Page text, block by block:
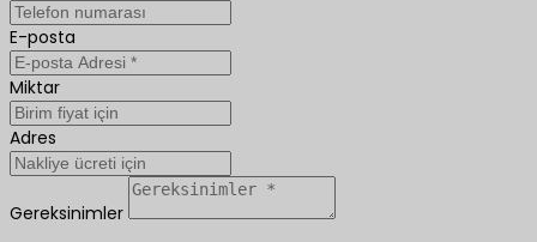
E-posta
Miktar
Adres
Gereksinimler